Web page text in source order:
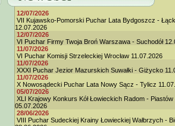
12/07/2026
VII Kujawsko-Pomorski Puchar Lata Bydgoszcz -
12.07.2026
12/07/2026
VI Puchar Firmy Twoja Broń Warszawa - Suchodół
11/07/2026
VI Puchar Komisji Strzeleckiej Wrocław 11.07.2026
11/07/2026
XXXI Puchar Jezior Mazurskich Suwałki - Giżycko
11/07/2026
X Nowosądecki Puchar Lata Nowy Sącz - Tylicz
05/07/2026
XLI Krajowy Konkurs Kół Łowieckich Radom - Piastów
05.07.2026
28/06/2026
VIII Puchar Sudeckiej Krainy Łowieckiej Wałbrzych -